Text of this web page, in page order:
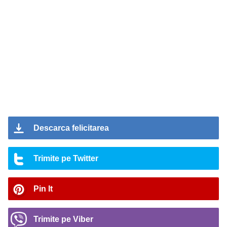
Descarca felicitarea
Trimite pe Twitter
Pin It
Trimite pe Viber